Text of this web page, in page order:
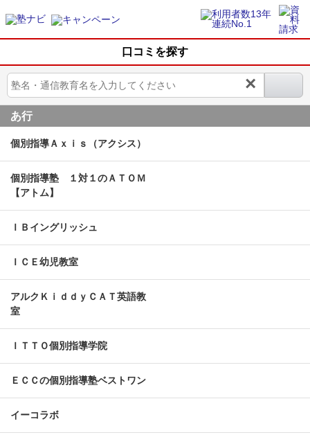
口コミを探す
×
あ行
個別指導Ａｘｉｓ（アクシス）
個別指導塾 １対１のＡＴＯＭ
【アトム】
ＩＢイングリッシュ
ＩＣＥ幼児教室
アルクＫｉｄｄｙＣＡＴ英語教
室
ＩＴＴＯ個別指導学院
ＥＣＣの個別指導塾ベストワン
イーコラボ